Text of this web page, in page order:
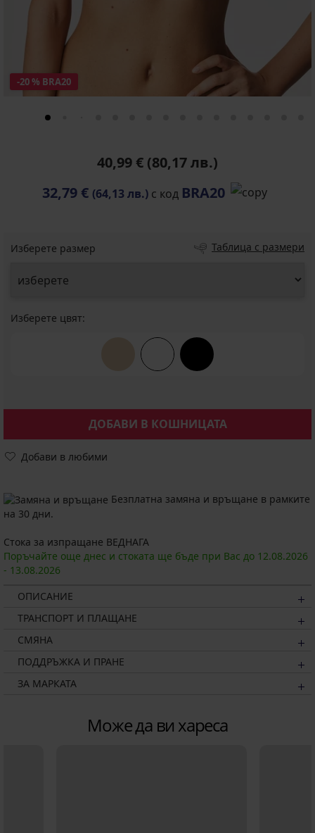
-20 % BRA20
40,99 € (80,17 лв.)
32,79 € (64,13 лв.) с код BRA20
Изберете размер Таблица с размери
Изберете цвят:
ДОБАВИ В КОШНИЦАТА
Добави в любими
Безплатна замяна и връщане в рамките
на 30 дни.
Стока за изпращане ВЕДНАГА
Поръчайте още днес и стоката ще бъде при Вас до 12.08.2026
- 13.08.2026
ОПИСАНИЕ
ТРАНСПОРТ И ПЛАЩАНЕ
СМЯНА
ПОДДРЪЖКА И ПРАНЕ
ЗА МАРКАТА
Може да ви хареса